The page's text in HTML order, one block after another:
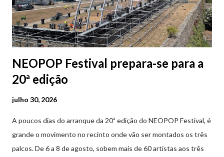
NEOPOP Festival prepara-se para a
20ª edição
julho 30, 2026
A poucos dias do arranque da 20ª edição do NEOPOP Festival, é
grande o movimento no recinto onde vão ser montados os três
palcos. De 6 a 8 de agosto, sobem mais de 60 artistas aos três